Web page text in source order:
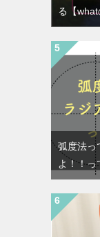
る【
弧度法っ
よ！！っ